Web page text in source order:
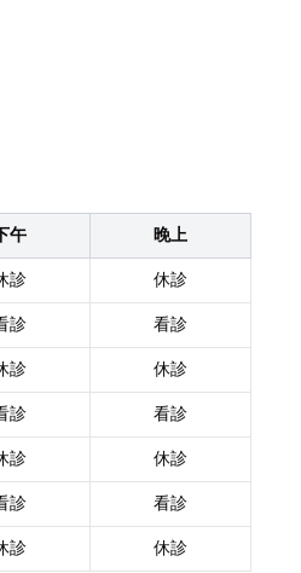
午
晚上
診
休診
診
看診
診
休診
診
看診
診
休診
診
看診
診 休診